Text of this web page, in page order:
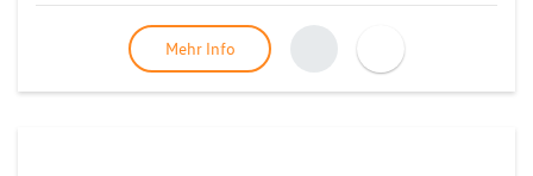
Mehr Info